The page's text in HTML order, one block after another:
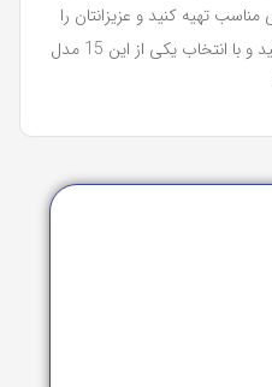
تهیه کنید و عزیزانتان را
خوشحال کنید. همین حالا اقدام کنید و با انتخاب یکی از این 15 مدل